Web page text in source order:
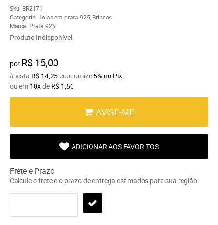
Sku: BR2171
Categoria: Joias em prata 925 Brincos
Marca: Prata 925
Produto Indisponível
por R$ 15,00
à vista R$ 14,25economize 5% no Pix
ou em 10xde R$ 1,50
AVISE-ME
ADICIONAR AOS FAVORITOS
Frete e Prazo
Calcule o frete e o prazo de entrega estimados para sua região: